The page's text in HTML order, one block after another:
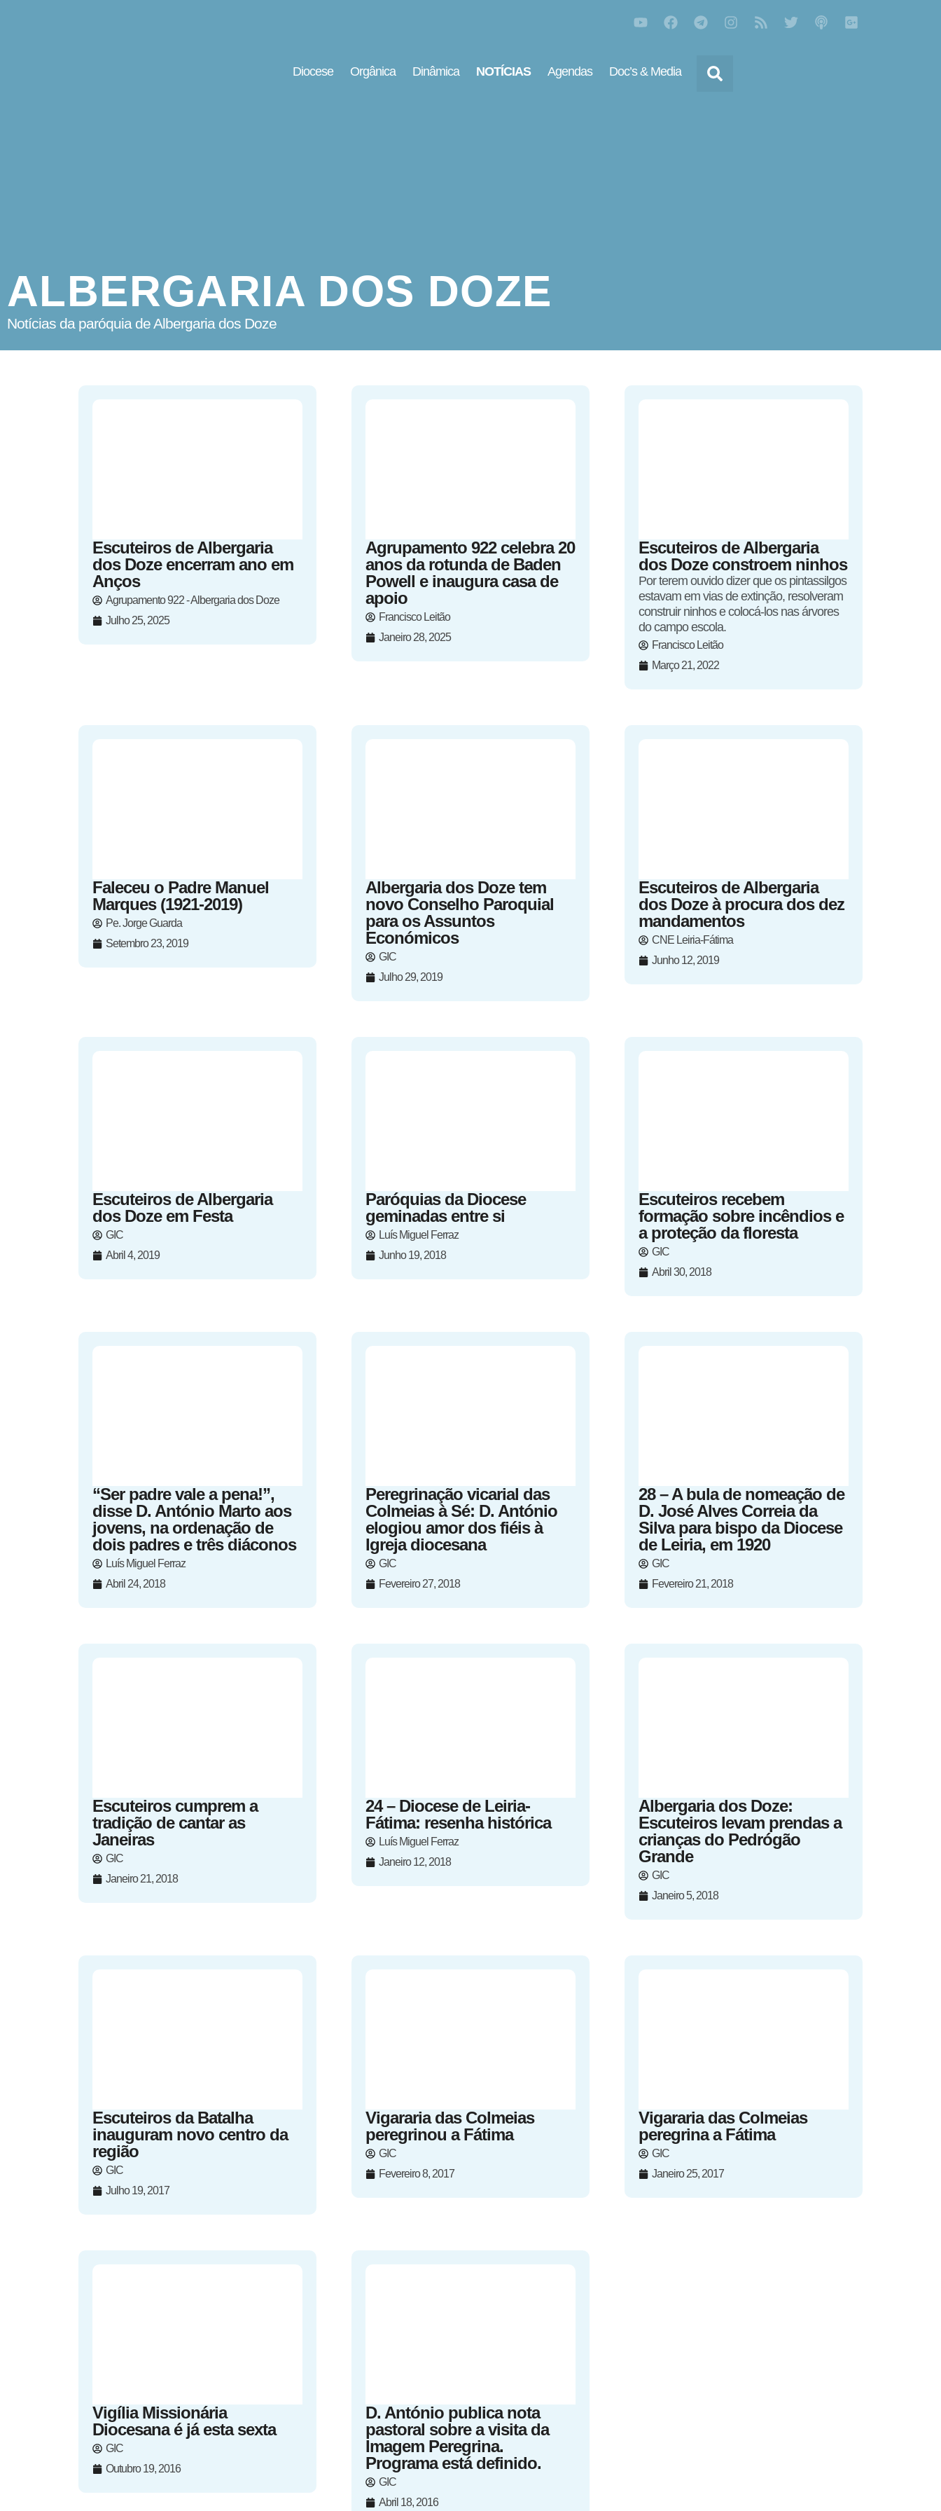
Diocese Orgânica Dinâmica NOTÍCIAS Agendas Doc’s & Media
ALBERGARIA DOS DOZE
Notícias da paróquia de Albergaria dos Doze
Escuteiros de Albergaria
dos Doze encerram ano em
Anços
Agrupamento 922 - Albergaria dos Doze
Julho 25, 2025
Agrupamento 922 celebra 20
anos da rotunda de Baden
Powell e inaugura casa de
apoio
Francisco Leitão
Janeiro 28, 2025
Escuteiros de Albergaria
dos Doze constroem ninhos
Por terem ouvido dizer que os pintassilgos
estavam em vias de extinção, resolveram
construir ninhos e colocá-los nas árvores
do campo escola.
Francisco Leitão
Março 21, 2022
Faleceu o Padre Manuel
Marques (1921-2019)
Pe. Jorge Guarda
Setembro 23, 2019
Albergaria dos Doze tem
novo Conselho Paroquial
para os Assuntos
Económicos
GIC
Julho 29, 2019
Escuteiros de Albergaria
dos Doze à procura dos dez
mandamentos
CNE Leiria-Fátima
Junho 12, 2019
Escuteiros de Albergaria
dos Doze em Festa
GIC
Abril 4, 2019
Paróquias da Diocese
geminadas entre si
Luís Miguel Ferraz
Junho 19, 2018
Escuteiros recebem
formação sobre incêndios e
a proteção da floresta
GIC
Abril 30, 2018
“Ser padre vale a pena!”,
disse D. António Marto aos
jovens, na ordenação de
dois padres e três diáconos
Luís Miguel Ferraz
Abril 24, 2018
Peregrinação vicarial das
Colmeias à Sé: D. António
elogiou amor dos fiéis à
Igreja diocesana
GIC
Fevereiro 27, 2018
28 – A bula de nomeação de
D. José Alves Correia da
Silva para bispo da Diocese
de Leiria, em 1920
GIC
Fevereiro 21, 2018
Escuteiros cumprem a
tradição de cantar as
Janeiras
GIC
Janeiro 21, 2018
24 – Diocese de Leiria-
Fátima: resenha histórica
Luís Miguel Ferraz
Janeiro 12, 2018
Albergaria dos Doze:
Escuteiros levam prendas a
crianças do Pedrógão
Grande
GIC
Janeiro 5, 2018
Escuteiros da Batalha
inauguram novo centro da
região
GIC
Julho 19, 2017
Vigararia das Colmeias
peregrinou a Fátima
GIC
Fevereiro 8, 2017
Vigararia das Colmeias
peregrina a Fátima
GIC
Janeiro 25, 2017
Vigília Missionária
Diocesana é já esta sexta
GIC
Outubro 19, 2016
D. António publica nota
pastoral sobre a visita da
Imagem Peregrina.
Programa está definido.
GIC
Abril 18, 2016